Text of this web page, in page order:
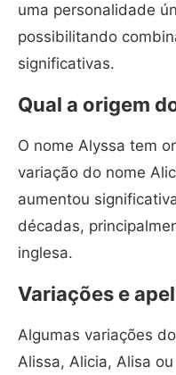
uma personalidade
possibilitando
significativas.
Qual a origem
O nome Alyssa tem
variação do nome
aumentou
décadas,
inglesa.
Variações e
Algumas variações
Alissa, Alicia, Alisa